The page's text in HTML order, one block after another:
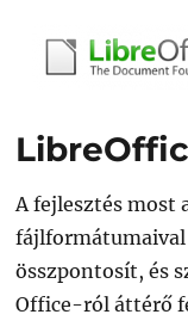
A fejlesztés most
összpontosít, és
Office-ról áttérő